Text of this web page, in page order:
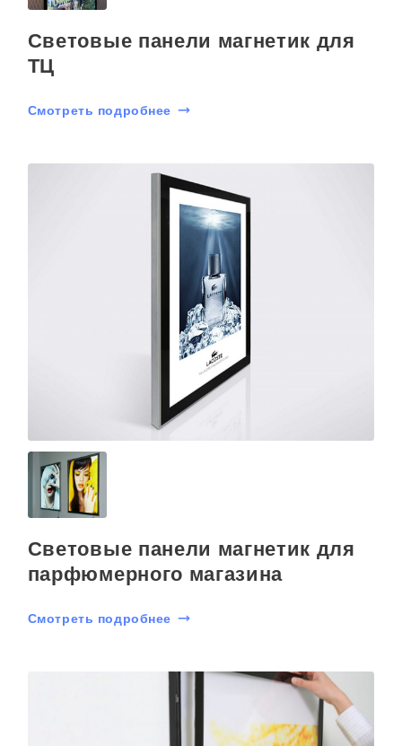
Световые панели магнетик для
ТЦ
Смотреть подробнее
Световые панели магнетик для
парфюмерного магазина
Смотреть подробнее